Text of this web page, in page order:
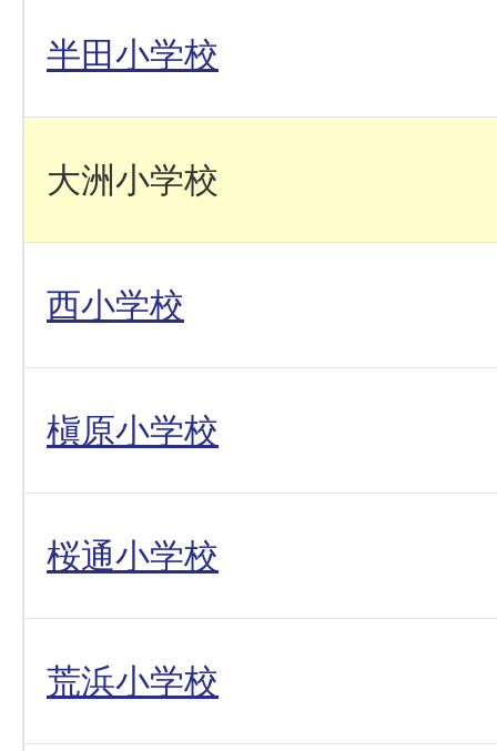
半田小学校
大洲小学校
西小学校
槇原小学校
桜通小学校
荒浜小学校